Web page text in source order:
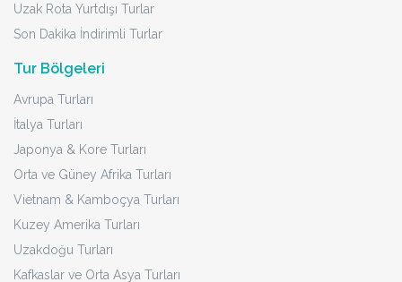
Uzak Rota Yurtdışı Turlar
Son Dakika İndirimli Turlar
Tur Bölgeleri
Avrupa Turları
İtalya Turları
Japonya & Kore Turları
Orta ve Güney Afrika Turları
Vietnam & Kamboçya Turları
Kuzey Amerika Turları
Uzakdoğu Turları
Kafkaslar ve Orta Asya Turları